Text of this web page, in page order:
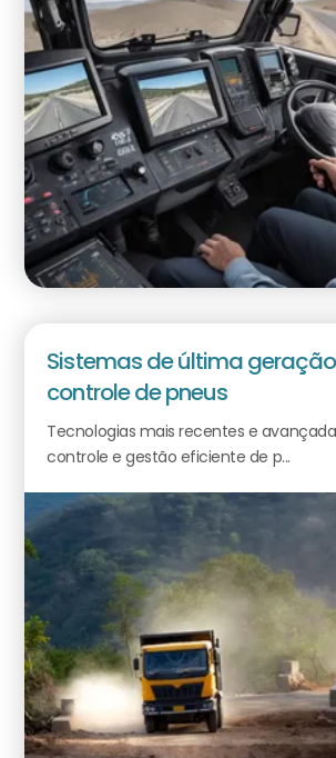
Sistemas de última
controle de pneus
Tecnologias mais recentes e
controle e gestão eficiente de p...